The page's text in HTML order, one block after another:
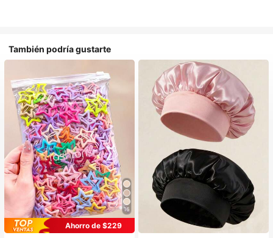
También podría gustarte
16
Ahorro de $229
#1 Más vendidos
en Multicolor Gorros para el pelo para mujer
Establecido hace 1 año